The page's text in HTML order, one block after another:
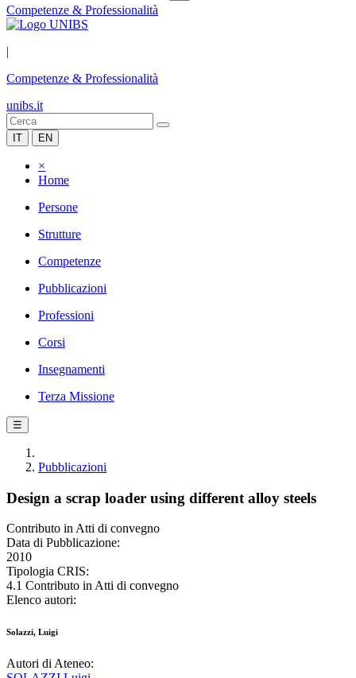
Competenze & Professionalità
|
Competenze & Professionalità
unibs.it
IT EN
×
Home
Persone
Strutture
Competenze
Pubblicazioni
Professioni
Corsi
Insegnamenti
Terza Missione
☰
Pubblicazioni
Design a scrap loader using different alloy steels
Contributo in Atti di convegno
Data di Pubblicazione:
2010
Tipologia CRIS:
4.1 Contributo in Atti di convegno
Elenco autori:
Solazzi, Luigi
Autori di Ateneo: